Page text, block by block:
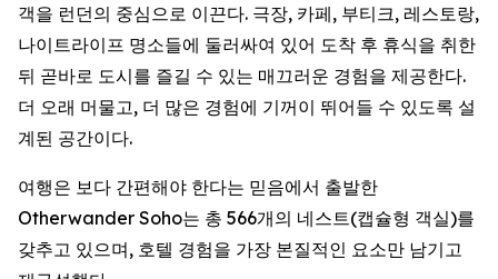
객을 런던의 중심으로 이끈다. 극장, 카페, 부티크, 레스토랑,
나이트라이프 명소들에 둘러싸여 있어 도착 후 휴식을 취한
뒤 곧바로 도시를 즐길 수 있는 매끄러운 경험을 제공한다.
더 오래 머물고, 더 많은 경험에 기꺼이 뛰어들 수 있도록 설
계된 공간이다.
여행은 보다 간편해야 한다는 믿음에서 출발한
Otherwander Soho는 총 566개의 네스트(캡슐형 객실)를
갖추고 있으며, 호텔 경험을 가장 본질적인 요소만 남기고